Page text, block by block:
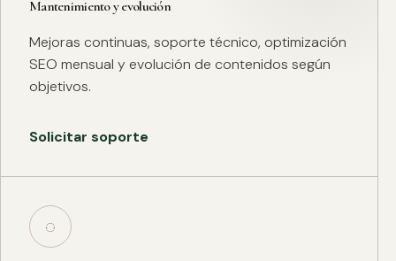
Mantenimiento y evolución
Mejoras continuas, soporte técnico, optimización
SEO mensual y evolución de contenidos según
objetivos.
Solicitar soporte
◌